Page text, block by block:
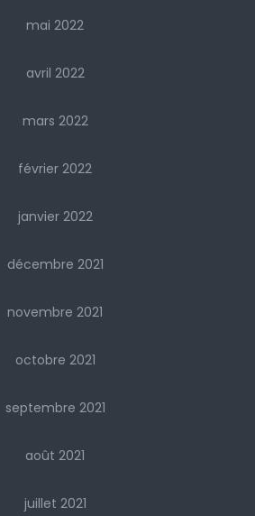
mai 2022
avril 2022
mars 2022
février 2022
janvier 2022
décembre 2021
novembre 2021
octobre 2021
septembre 2021
août 2021
juillet 2021